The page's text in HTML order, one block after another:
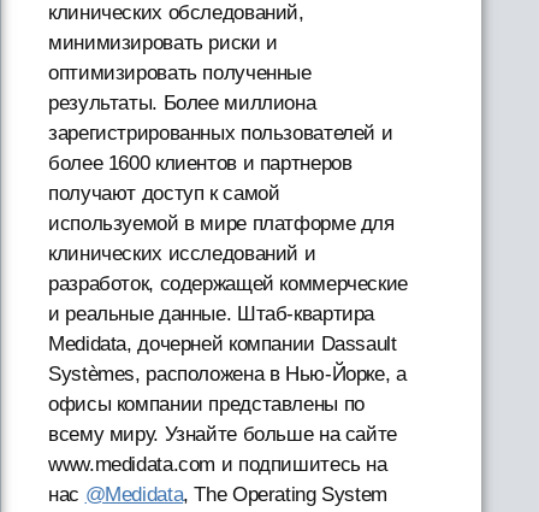
клинических обследований,
минимизировать риски и
оптимизировать полученные
результаты. Более миллиона
зарегистрированных пользователей и
более 1600 клиентов и партнеров
получают доступ к самой
используемой в мире платформе для
клинических исследований и
разработок, содержащей коммерческие
и реальные данные. Штаб-квартира
Medidata, дочерней компании Dassault
Systèmes, расположена в Нью-Йорке, а
офисы компании представлены по
всему миру. Узнайте больше на сайте
www.medidata.com и подпишитесь на
нас @Medidata, The Operating System